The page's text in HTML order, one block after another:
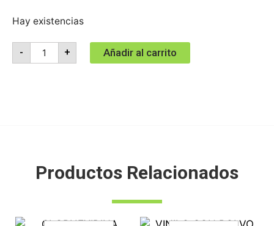
Hay existencias
- + Añadir al carrito
Productos Relacionados